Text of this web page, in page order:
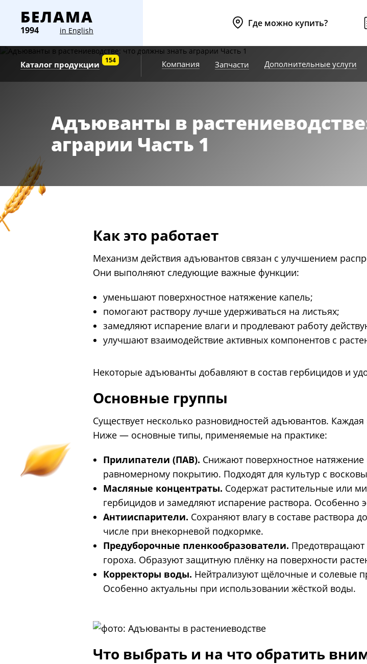
БЕЛАМА
1994 in English
Где можно купить?
Каталог продукции 154 Компания Запчасти Дополнительные услуги
Адъюванты в
аграрии Часть 1
Как это работает
Механизм действия адъювантов связан с улучшением
Они выполняют следующие важные функции:
уменьшают поверхностное натяжение капель;
помогают раствору лучше удерживаться на листьях;
замедляют испарение влаги и продлевают работу
улучшают взаимодействие активных компонентов с
Некоторые адъюванты добавляют в состав гербицидов и
Основные группы
Существует несколько разновидностей адъювантов.
Ниже — основные типы, применяемые на практике:
Прилипатели (ПАВ). Снижают поверхностное
равномерному покрытию. Подходят для культур с
Масляные концентраты. Содержат растительные или
гербицидов и замедляют испарение раствора. Особенно
Антииспарители. Сохраняют влагу в составе раствора
числе при внекорневой подкормке.
Предуборочные пленкообразователи. Предотвращают
гороха. Образуют защитную плёнку на поверхности
Корректоры воды. Нейтрализуют щёлочные и солевые
Особенно актуальны при использовании жёсткой воды.
Что выбрать и на что обратить